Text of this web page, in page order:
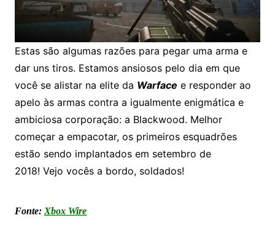
Estas são algumas razões para pegar uma arma e
dar uns tiros. Estamos ansiosos pelo dia em que
você se alistar na elite da Warface e responder ao
apelo às armas contra a igualmente enigmática e
ambiciosa corporação: a Blackwood. Melhor
começar a empacotar, os primeiros esquadrões
estão sendo implantados em setembro de
2018! Vejo vocês a bordo, soldados!
Fonte: Xbox Wire